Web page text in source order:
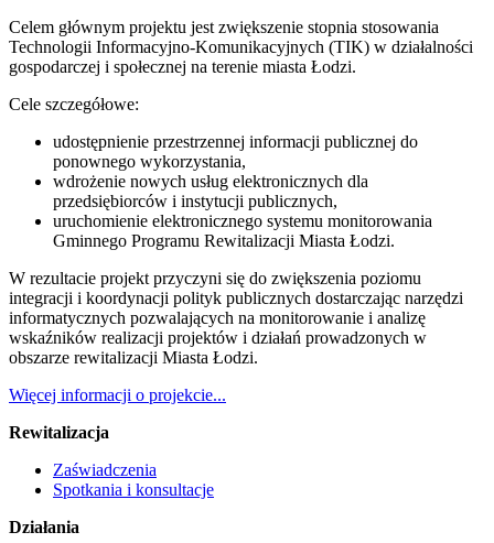
Celem głównym projektu jest zwiększenie stopnia stosowania
Technologii Informacyjno-Komunikacyjnych (TIK) w działalności
gospodarczej i społecznej na terenie miasta Łodzi.
Cele szczegółowe:
udostępnienie przestrzennej informacji publicznej do
ponownego wykorzystania,
wdrożenie nowych usług elektronicznych dla
przedsiębiorców i instytucji publicznych,
uruchomienie elektronicznego systemu monitorowania
Gminnego Programu Rewitalizacji Miasta Łodzi.
W rezultacie projekt przyczyni się do zwiększenia poziomu
integracji i koordynacji polityk publicznych dostarczając narzędzi
informatycznych pozwalających na monitorowanie i analizę
wskaźników realizacji projektów i działań prowadzonych w
obszarze rewitalizacji Miasta Łodzi.
Więcej informacji o projekcie...
Rewitalizacja
Zaświadczenia
Spotkania i konsultacje
Działania